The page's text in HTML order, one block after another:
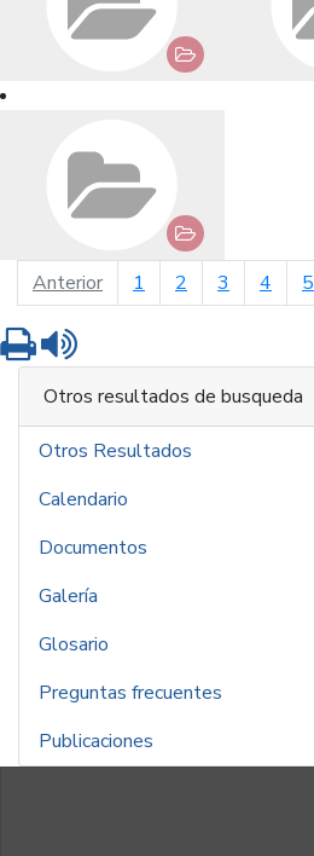
Anteriorpágina anterior
1 2 3 4 5
Imprimir
Otros resultados de busqueda
Otros Resultados
Calendario
Documentos
Galería
Glosario
Preguntas frecuentes
Publicaciones